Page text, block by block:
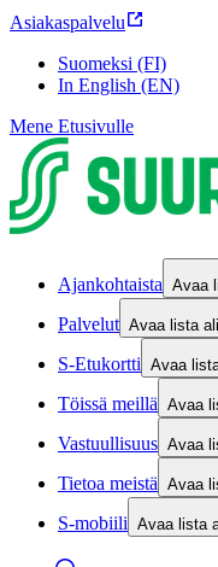
Asiakaspalvelu
Suomeksi (FI)
In English (EN)
Mene Etusivulle
Ajankohtaista Avaa
Palvelut Avaa lista
S-Etukortti Avaa
Töissä meillä Avaa
Vastuullisuus Avaa
Tietoa meistä Avaa
S-mobiili Avaa lista